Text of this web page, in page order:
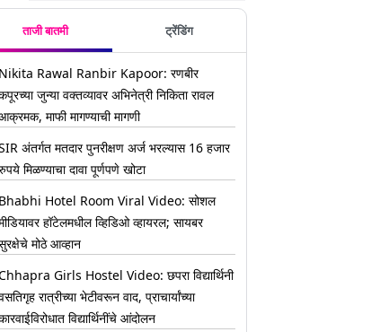
ताजी बातमी ट्रेंडिंग
Nikita Rawal Ranbir Kapoor: रणबीर
जुन्या वक्तव्यावर अभिनेत्री निकिता रावल
माफी मागण्याची मागणी
अंतर्गत मतदार पुनरीक्षण अर्ज भरल्यास 16 हजार
मिळण्याचा दावा पूर्णपणे खोटा
Bhabhi Hotel Room Viral Video: सोशल
हॉटेलमधील व्हिडिओ व्हायरल; सायबर
मोठे आव्हान
Girls Hostel Video: छपरा विद्यार्थिनी
रात्रीच्या भेटीवरून वाद, प्राचार्यांच्या
विद्यार्थिनींचे आंदोलन